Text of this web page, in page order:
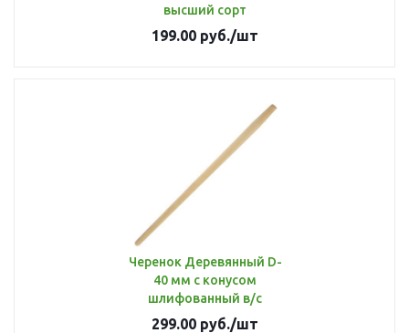
высший сорт
199.00 руб./шт
Черенок Деревянный D-
40 мм с конусом
шлифованный в/с
299.00 руб./шт